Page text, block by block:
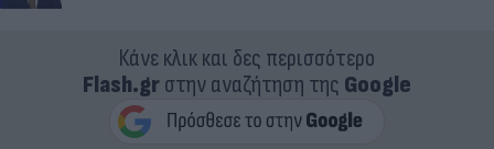
Κάνε κλικ και δες περισσότερο
Flash.grστην αναζήτηση της Google